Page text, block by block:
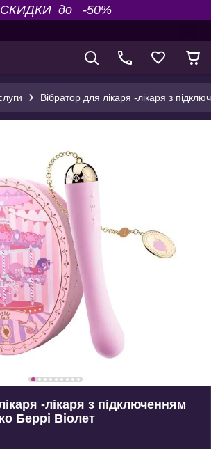
СКИДКИ до -50%
Вібратор для лікаря -лікаря з
-лікаря з підключенням
Беррі Віолет